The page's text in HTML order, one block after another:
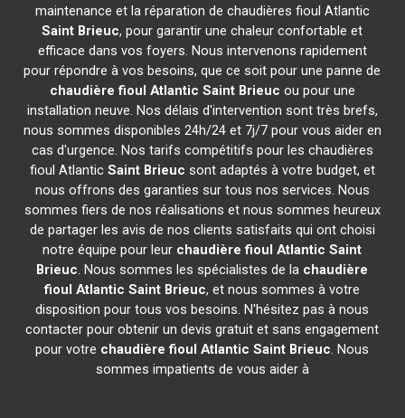
maintenance et la réparation de chaudières fioul Atlantic
Saint Brieuc, pour garantir une chaleur confortable et
efficace dans vos foyers. Nous intervenons rapidement
pour répondre à vos besoins, que ce soit pour une panne de
chaudière fioul Atlantic Saint Brieuc ou pour une
installation neuve. Nos délais d'intervention sont très brefs,
nous sommes disponibles 24h/24 et 7j/7 pour vous aider en
cas d'urgence. Nos tarifs compétitifs pour les chaudières
fioul Atlantic Saint Brieuc sont adaptés à votre budget, et
nous offrons des garanties sur tous nos services. Nous
sommes fiers de nos réalisations et nous sommes heureux
de partager les avis de nos clients satisfaits qui ont choisi
notre équipe pour leur chaudière fioul Atlantic Saint
Brieuc. Nous sommes les spécialistes de la chaudière
fioul Atlantic Saint Brieuc, et nous sommes à votre
disposition pour tous vos besoins. N'hésitez pas à nous
contacter pour obtenir un devis gratuit et sans engagement
pour votre chaudière fioul Atlantic Saint Brieuc. Nous
sommes impatients de vous aider à